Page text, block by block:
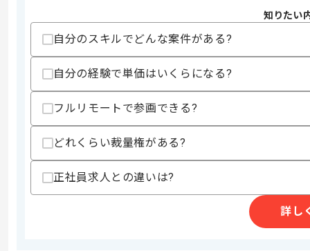
スキル
・基盤における要件定義経験
・ドキュメント作成経験
スキルに不安がある方へ
精算・お支払い
精算条件
140時間〜180時間
知りたい
自分のスキルでどんな案件がある?
自分の経験で単価はいくらになる?
フルリモートで参画できる?
どれくらい裁量権がある?
正社員求人との違いは?
詳し